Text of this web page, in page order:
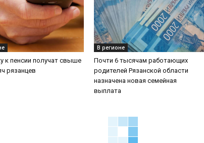
к пенсии получат свыше
рязанцев
В регионе
Почти 6 тысячам работающих
родителей Рязанской области
назначена новая семейная
выплата